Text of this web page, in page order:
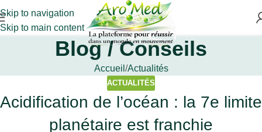
Skip to navigation
Skip to main content
Blog / Conseils
Accueil Actualités
ACTUALITÉS
Acidification de l’océan : la 7e limite
planétaire est franchie